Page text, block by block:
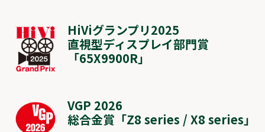
HiViグランプリ2025
直視型ディスプレイ部門賞
「65X9900R」
VGP 2026
総合金賞「Z8 series / X8 series」